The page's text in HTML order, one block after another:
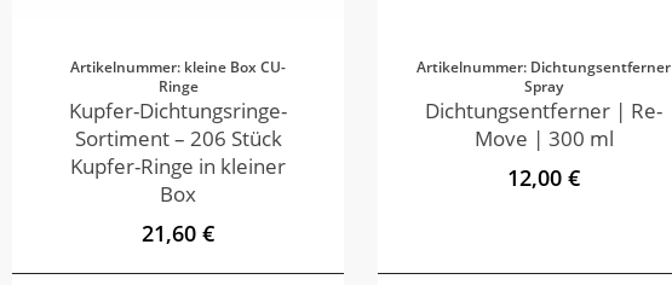
Artikelnummer: kleine Box CU-
Ringe
Kupfer-Dichtungsringe-
Sortiment – 206 Stück
Kupfer-Ringe in kleiner
Box
21,60 €
Artikelnummer: Dichtungsentferner
Spray
Dichtungsentferner | Re-
Move | 300 ml
12,00 €